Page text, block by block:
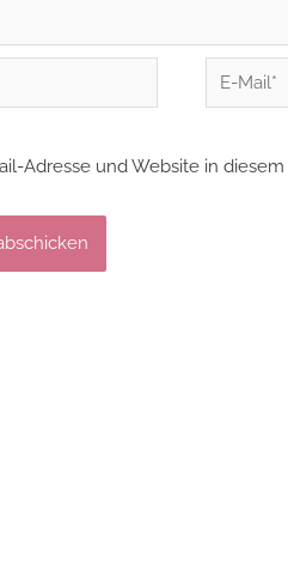
E-
Mail*
Adresse und Website in